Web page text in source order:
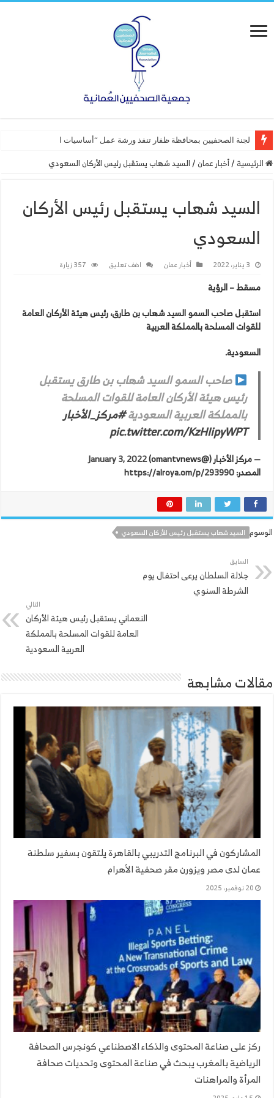
لجنة الصحفيين بمحافظة ظفار تنفذ ورشة عمل “أساسيات التصميم”
الرئيسية /أخبار عمان /السيد شهاب يستقبل رئيس الأركان السعودي
السيد شهاب يستقبل رئيس الأركان
السعودي
3 يناير، 2022 أخبار عمان اضف تعليق 357 زيارة
مسقط – الرؤية
استقبل صاحب السمو السيد شهاب بن طارق، رئيس هيئة الأركان العامة
للقوات المسلحة بالمملكة العربية
السعودية.
صاحب السمو السيد شهاب بن طارق يستقبل
رئيس هيئة الأركان العامة للقوات المسلحة
بالمملكة العربية السعودية#مركز_الأخبار
pic.twitter.com/KzHIipyWPT
— مركز الأخبار (@omantvnews)
January 3, 2022
المصدر:https://alroya.om/p/293990
الوسوم السيد شهاب يستقبل رئيس الأركان السعودي
السابق
جلالة السلطان يرعى احتفال يوم
الشرطة السنوي
التالي
النعماني يستقبل رئيس هيئة الأركان
العامة للقوات المسلحة بالمملكة
العربية السعودية
مقالات مشابهة
المشاركون في البرنامج التدريبي بالقاهرة يلتقون بسفير سلطنة
عمان لدى مصر ويزورن مقر صحفية الأهرام
20 نوفمبر، 2025
ركز على صناعة المحتوى والذكاء الاصطناعي كونجرس الصحافة
الرياضية بالمغرب يبحث في صناعة المحتوى وتحديات صحافة
المرأة والمراهنات